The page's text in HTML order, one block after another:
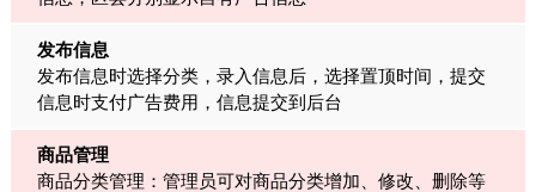
发布信息
发布信息时选择分类，录入信息后，选择置顶时间，提交
信息时支付广告费用，信息提交到后台
商品管理
商品分类管理：管理员可对商品分类增加、修改、删除等